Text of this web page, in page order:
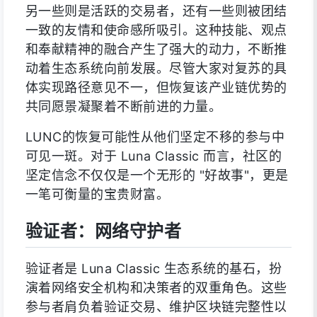
另一些则是活跃的交易者，还有一些则被团结
一致的友情和使命感所吸引。这种技能、观点
和奉献精神的融合产生了强大的动力，不断推
动着生态系统向前发展。尽管大家对复苏的具
体实现路径意见不一，但恢复该产业链优势的
共同愿景凝聚着不断前进的力量。
LUNC的恢复可能性从他们坚定不移的参与中
可见一斑。对于 Luna Classic 而言，社区的
坚定信念不仅仅是一个无形的 "好故事"，更是
一笔可衡量的宝贵财富。
验证者：网络守护者
验证者是 Luna Classic 生态系统的基石，扮
演着网络安全机构和决策者的双重角色。这些
参与者肩负着验证交易、维护区块链完整性以